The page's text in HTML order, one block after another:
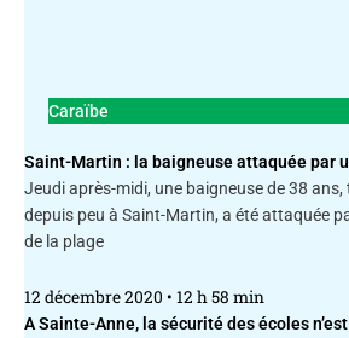
Caraïbe
Saint-Martin : la baigneuse attaquée par
Jeudi après-midi, une baigneuse de 38
depuis peu à Saint-Martin, a été attaquée
de la plage
12 décembre 2020 12 h 58 min
A Sainte-Anne, la sécurité des écoles